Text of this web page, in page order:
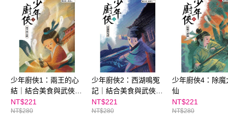
２．關於個人資料處理事宜，請瀏覽以下網址：
https://aftee.tw/terms/#terms3
３．未成年的使用者請事先徵得法定代理人或監護人之同意方可使用
「AFTEE先享後付」，若未經同意申辦者引起之損失，本公司不負相關責
任。
４．使用「AFTEE先享後付」時，將依據個別帳號之用戶狀況，依本公司即
時審查核予不同之上限額度；若仍有額度不足之情形，本公司將視審查結果
請求用戶進行身份認證。
５．嚴禁一人註冊多個帳號或使用他人資訊註冊。若發現惡意使用之情形，
恩沛科技股份有限公司將有權停止該用戶之使用額度並採取法律行動。
少年廚俠1：兩王的心
結｜結合美食與武俠的
冒險之旅
NT$221
NT$280
少年廚俠2：西湖鳴冤
記｜結合美食與武俠的
冒險之旅
NT$221
NT$280
少年廚俠4：除魔
仙
NT$221
NT$280